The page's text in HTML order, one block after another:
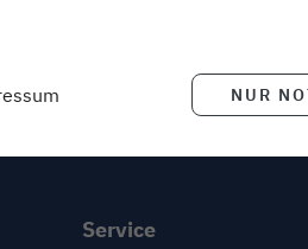
Service
NUR